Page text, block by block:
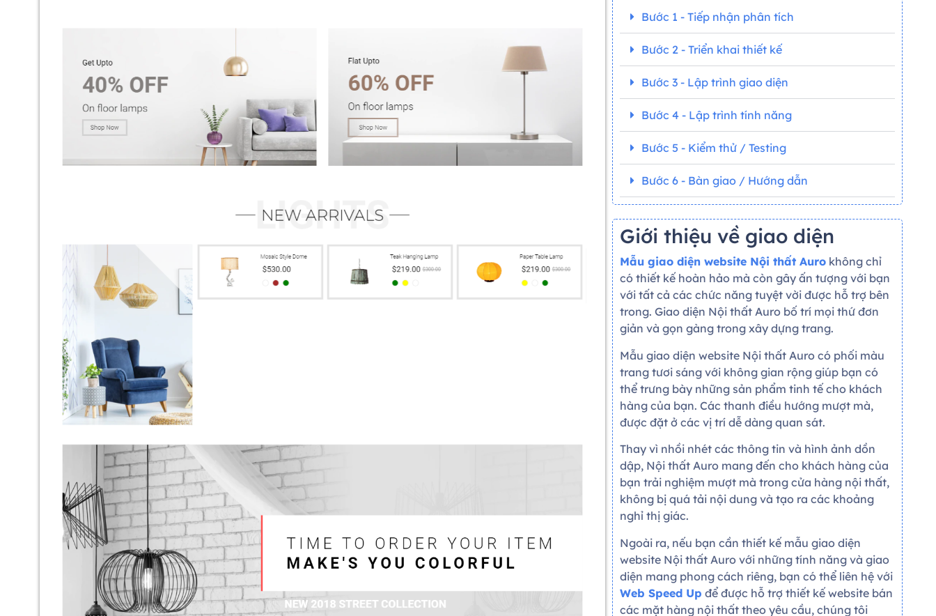
Bước 1 - Tiếp nhận phân tích
Bước 2 - Triển khai thiết kế
Bước 3 - Lập trình giao diện
Bước 4 - Lập trình tính năng
Bước 5 - Kiểm thử / Testing
Bước 6 - Bàn giao / Hướng dẫn
Giới thiệu về giao diện
Mẫu giao diện website Nội thất Auro không chỉ
có thiết kế hoàn hảo mà còn gây ấn tượng với bạn
với tất cả các chức năng tuyệt vời được hỗ trợ bên
trong. Giao diện Nội thất Auro bố trí mọi thứ đơn
giản và gọn gàng trong xây dựng trang.
Mẫu giao diện website Nội thất Auro có phối màu
trang tươi sáng với không gian rộng giúp bạn có
thể trưng bày những sản phẩm tinh tế cho khách
hàng của bạn. Các thanh điều hướng mượt mà,
được đặt ở các vị trí dễ dàng quan sát.
Thay vì nhồi nhét các thông tin và hình ảnh dồn
dập, Nội thất Auro mang đến cho khách hàng của
bạn trải nghiệm mượt mà trong cửa hàng nội thất,
không bị quá tải nội dung và tạo ra các khoảng
nghỉ thị giác.
Ngoài ra, nếu bạn cần thiết kế mẫu giao diện
website Nội thất Auro với những tính năng và giao
diện mang phong cách riêng, bạn có thể liên hệ với
Web Speed Up để được hỗ trợ thiết kế website bán
các mặt hàng nội thất theo yêu cầu, chúng tôi